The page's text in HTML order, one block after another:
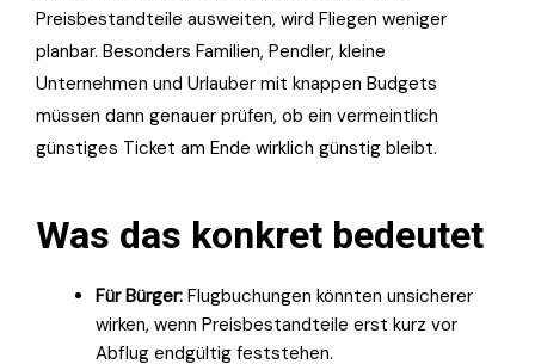
Preisbestandteile ausweiten, wird Fliegen weniger
planbar. Besonders Familien, Pendler, kleine
Unternehmen und Urlauber mit knappen Budgets
müssen dann genauer prüfen, ob ein vermeintlich
günstiges Ticket am Ende wirklich günstig bleibt.
Was das konkret bedeutet
Für Bürger: Flugbuchungen könnten unsicherer
wirken, wenn Preisbestandteile erst kurz vor
Abflug endgültig feststehen.